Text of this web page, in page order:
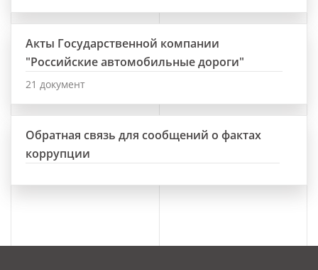
Акты Государственной компании
"Российские автомобильные дороги"
21 документ
Обратная связь для сообщений о фактах
коррупции